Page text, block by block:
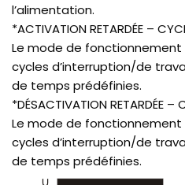
l’alimentation.
*ACTIVATION RETARDÉE –
Le mode de fonctionnement
cycles d’interruption/de
de temps prédéfinies.
*DÉSACTIVATION RETARDÉE –
Le mode de fonctionnement
cycles d’interruption/de
de temps prédéfinies.